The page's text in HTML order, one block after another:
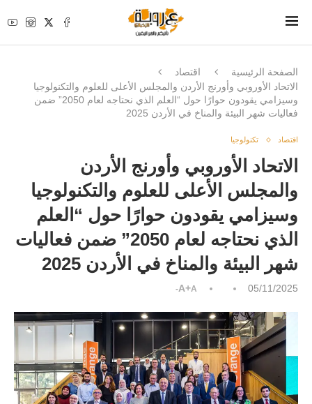
الصفحة الرئيسية
اقتصاد
الاتحاد الأوروبي وأورنج الأردن والمجلس الأعلى للعلوم والتكنولوجيا
وسيزامي يقودون حوارًا حول “العلم الذي نحتاجه لعام 2050” ضمن
فعاليات شهر البيئة والمناخ في الأردن 2025
اقتصاد تكنولوجيا
الاتحاد الأوروبي وأورنج الأردن
والمجلس الأعلى للعلوم والتكنولوجيا
وسيزامي يقودون حوارًا حول “العلم
الذي نحتاجه لعام 2050” ضمن فعاليات
شهر البيئة والمناخ في الأردن 2025
05/11/2025
A+A-